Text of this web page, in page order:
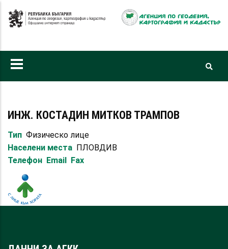
към
ИНЖ. КОСТАДИН МИТКОВ ТРАМПОВ
Тип Физическо лице
Населени места ПЛОВДИВ
Телефон Email Fax